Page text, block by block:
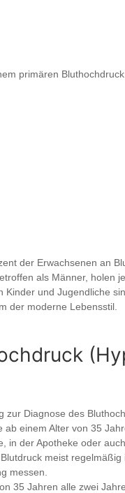
primären Bluthochdruck.
der Erwachsenen an
als Männer, holen
Kinder und Jugendliche
der moderne Lebensstil.
zur Diagnose des
ab einem Alter von 35
in der Apotheke oder
meist
messen.
35 Jahren alle zwei